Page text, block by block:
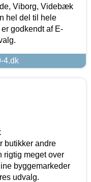
Viborg, Videbæk
hel del til hele
godkendt af E-
4.dk
butikker andre
rigtig meget over
byggemarkeder
udvalg.